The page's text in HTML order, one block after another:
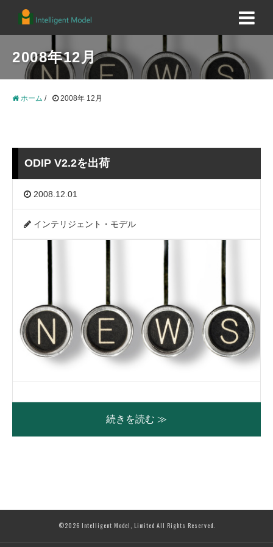
2008年12月
ホーム / 2008年 12月
ODIP V2.2を出荷
2008.12.01
インテリジェント・モデル
続きを読む ≫
©2026 Intelligent Model, Limited All Rights Reserved.